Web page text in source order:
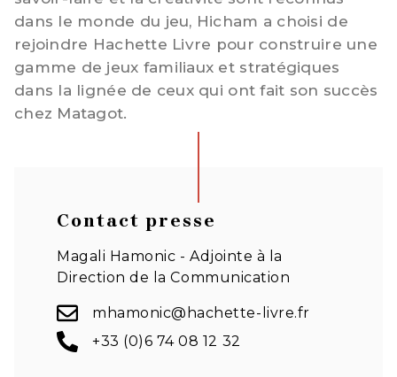
dans le monde du jeu, Hicham a choisi de
rejoindre Hachette Livre pour construire une
gamme de jeux familiaux et stratégiques
dans la lignée de ceux qui ont fait son succès
chez Matagot.
Contact presse
Magali Hamonic - Adjointe à la
Direction de la Communication
mhamonic@hachette-livre.fr
+33 (0)6 74 08 12 32